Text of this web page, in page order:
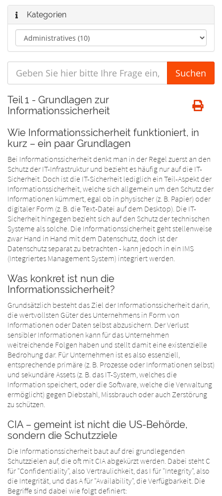
Kategorien
Teil 1 - Grundlagen zur
Informationssicherheit
Wie Informationssicherheit funktioniert, in
kurz – ein paar Grundlagen
Bei Informationssicherheit denkt man in der Regel zuerst an den
Schutz der IT-Infrastruktur und bezieht es häufig nur auf die IT-
Sicherheit. Doch ist die IT-Sicherheit lediglich ein Teil-Aspekt der
Informationssicherheit, welche sich allgemein um den Schutz der
Informationen kümmert, egal ob in physischer (z. B. Papier) oder
digitaler Form (z. B. die Text-Datei auf dem Desktop). Die IT-
Sicherheit hingegen bezieht sich auf den Schutz der technischen
Systeme als solche. Die Informationssicherheit geht stellenweise
zwar Hand in Hand mit dem Datenschutz, doch ist der
Datenschutz separat zu betrachten - kann jedoch in ein IMS
(Integriertes Management System) integriert werden.
Was konkret ist nun die
Informationssicherheit?
Grundsätzlich besteht das Ziel der Informationssicherheit darin,
die wertvollsten Güter des Unternehmens in Form von
Informationen oder Daten selbst abzusichern. Der Verlust
sensibler Informationen kann für das Unternehmen
weitreichende Folgen haben und stellt damit eine existenzielle
Bedrohung dar. Für Unternehmen ist es also essenziell,
entsprechende primäre (z. B. Prozesse oder Informationen selbst)
und sekundäre Assets (z. B. das IT-System, welches die
Information speichert, oder die Software, welche die Verwaltung
ermöglicht) gegen Diebstahl, Missbrauch oder auch Zerstörung
zu schützen.
CIA – gemeint ist nicht die US-Behörde,
sondern die Schutzziele
Die Informationssicherheit baut auf drei grundlegenden
Schutzzielen auf, die oft mit CIA abgekürzt werden. Dabei steht C
für "Confidentiality", also Vertraulichkeit, das I für "Integrity", also
die Integrität, und das A für "Availability", die Verfügbarkeit. Die
Begriffe sind dabei wie folgt definiert: